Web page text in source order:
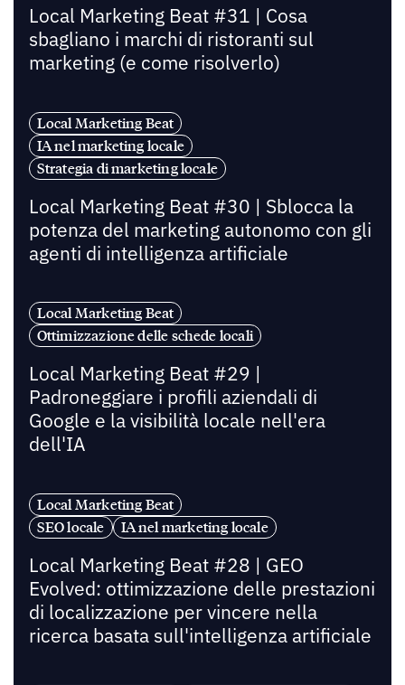
Local Marketing Beat #31 | Cosa
sbagliano i marchi di ristoranti sul
marketing (e come risolverlo)
Local Marketing Beat
IA nel marketing locale
Strategia di marketing locale
Local Marketing Beat #30 | Sblocca la
potenza del marketing autonomo con gli
agenti di intelligenza artificiale
Local Marketing Beat
Ottimizzazione delle schede locali
Local Marketing Beat #29 |
Padroneggiare i profili aziendali di
Google e la visibilità locale nell'era
dell'IA
Local Marketing Beat
SEO locale
IA nel marketing locale
Local Marketing Beat #28 | GEO
Evolved: ottimizzazione delle prestazioni
di localizzazione per vincere nella
ricerca basata sull'intelligenza artificiale